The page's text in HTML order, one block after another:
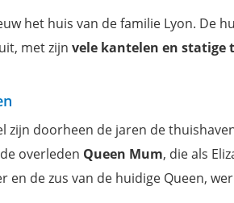
het huis van de familie Lyon. De
met zijn vele kantelen en statige
zijn doorheen de jaren de
overleden Queen Mum, die als
de zus van de huidige Queen,